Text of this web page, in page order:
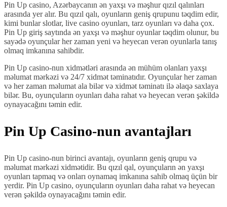
Pin Up casino, Azərbaycanın ən yaxşı və məşhur qızıl qalınları
arasında yer alır. Bu qızıl qalı, oyunların geniş qrupunu təqdim edir,
kimi bunlar slotlar, live casino oyunları, tarz oyunları və daha çox.
Pin Up giriş saytında ən yaxşı və məşhur oyunlar təqdim olunur, bu
sayədə oyunçular her zaman yeni və heyecan verən oyunlarla tanış
olmaq imkanına sahibdir.
Pin Up casino-nun xidmətləri arasında ən mühüm olanları yaxşı
məlumat mərkəzi və 24/7 xidmət təminatıdır. Oyunçular her zaman
və her zaman məlumat ala bilər və xidmət təminatı ilə əlaqə saxlaya
bilər. Bu, oyunçuların oyunları daha rahat və heyecan verən şəkildə
oynayacağını təmin edir.
Pin Up Casino-nun avantajları
Pin Up casino-nun birinci avantajı, oyunların geniş qrupu və
məlumat mərkəzi xidmətidir. Bu qızıl qal, oyunçuların ən yaxşı
oyunları tapmaq və onları oynamaq imkanına sahib olmaq üçün bir
yerdir. Pin Up casino, oyunçuların oyunları daha rahat və heyecan
verən şəkildə oynayacağını təmin edir.